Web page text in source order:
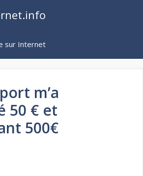
sur Internet
m’a
50 € et
500€